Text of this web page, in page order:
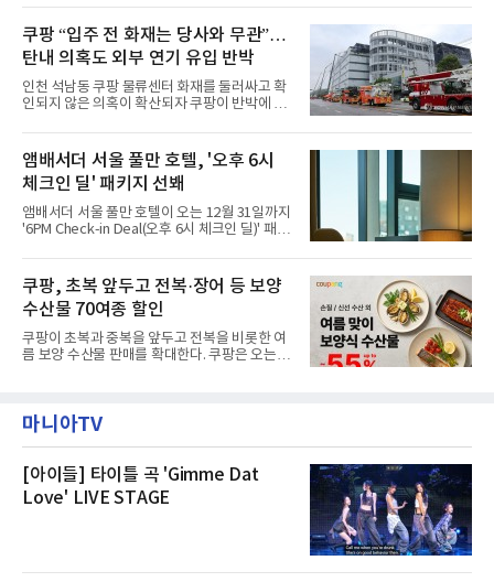
라 극장을 모티브로 한 데코레이션으로 구성됐
다. 무대 공간 및 티켓 박스
필먼트서비스(CFS)가 지난 28일부터 화재 피해
주민을 대상으로 전문 출장 청소서비스 지원에
나섬으로써 본격적인 지역사회 복구 작업이 시
작된 것이다.대피소 주민 중심 청소 접수, 첫날
부터 2가구 지원 완료CFS는 신현초등학교, 신
현북초등학교, 신현여자중학교 등 인천 서해구
관내 임시 대피소 3곳에서 체류해온 화재 피해
민들의 호응 속에 CFS는 즉시 행동에 나섰다. 지
난 28일 오후 전문 청소업체와
쿠팡 “입주 전 화재는 당사와 무관”…
탄내 의혹도 외부 연기 유입 반박
인천 석남동 쿠팡 물류센터 화재를 둘러싸고 확
인되지 않은 의혹이 확산되자 쿠팡이 반박에 나
에 대해서는 외부 화재 연기 유입이라고 설명했
고, 2023년 같은 물류센터에서 발생한 화재에
대해서도 쿠팡 입주 전 공사 과정에서 벌어진 일
이라며 선을 그었다.쿠팡은 21일 인천 물류센터
내부에서 불이 타는 냄새가 났다는 의혹과 관련
해 “사실무근”이라는 입장을 밝혔다.회사 측은
“인근에서 지난 15일 다른 회사에서 발생한 대
것으로 확인됐다”고 설명했다.이어 “정확한 화
재 원인은 추후 조사될
앰배서더 서울 풀만 호텔, '오후 6시
체크인 딜' 패키지 선봬
앰배서더 서울 풀만 호텔이 오는 12월 31일까지
'6PM Check-in Deal(오후 6시 체크인 딜)' 패키
으로 여유로운 저녁 시간부터 호텔 스테이를 시
작할 수 있도록 준비됐다.앰배서더 서울 풀만 호
텔 측은 “퇴근 후 또는 주말 도심 속에서 짧지만
온전한 휴식을 원하는 고객들에게 특별한 경험
을 제공한다”고 밝혔다.패키지는 디럭스와 이그
제큐티브 두 가지 타입으로 구성된다. 디럭스 패
키지는 객실 1박(룸 온리)으로 심플한 호캉스를
스 센터 사우나 2인 이용 혜택이 포함된다.특히
클럽 앰배서더 라운지
쿠팡, 초복 앞두고 전복·장어 등 보양
수산물 70여종 할인
쿠팡이 초복과 중복을 앞두고 전복을 비롯한 여
름 보양 수산물 판매를 확대한다. 쿠팡은 오는
우 등이 포함됐다. 쿠팡은 올해 큰 크기의 전복
생산량이 늘어난 점을 반영해 주요 산지 상품을
전복은 산지에서 채취한 뒤 전국으로 직송되는
방식으로 운영된다. 신선도가 중요한 상품인 만
큼 이르면 다음 날 오전 배송이 가능하도록 물류
마니아TV
[아이들] 타이틀 곡 'Gimme Dat
Love' LIVE STAGE